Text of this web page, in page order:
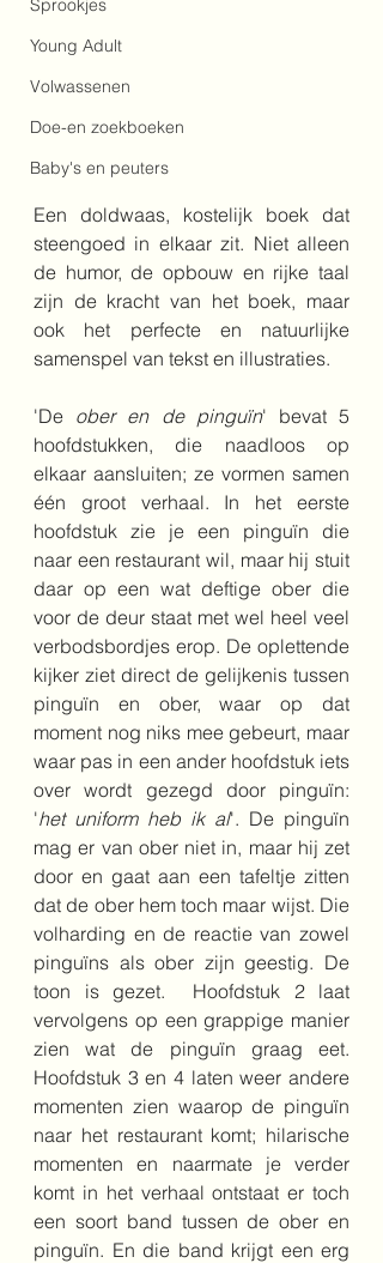
Sprookjes
Young Adult
Volwassenen
Doe-en zoekboeken
Baby's en peuters
Een doldwaas, kostelijk boek dat
steengoed in elkaar zit. Niet alleen
de humor, de opbouw en rijke taal
zijn de kracht van het boek, maar
ook het perfecte en natuurlijke
samenspel van tekst en illustraties.
'De ober en de pinguïn' bevat 5
hoofdstukken, die naadloos op
elkaar aansluiten; ze vormen samen
één groot verhaal. In het eerste
hoofdstuk zie je een pinguïn die
naar een restaurant wil, maar hij stuit
daar op een wat deftige ober die
voor de deur staat met wel heel veel
verbodsbordjes erop. De oplettende
kijker ziet direct de gelijkenis tussen
pinguïn en ober, waar op dat
moment nog niks mee gebeurt, maar
waar pas in een ander hoofdstuk iets
over wordt gezegd door pinguïn:
'het uniform heb ik al'. De pinguïn
mag er van ober niet in, maar hij zet
door en gaat aan een tafeltje zitten
dat de ober hem toch maar wijst. Die
volharding en de reactie van zowel
pinguïns als ober zijn geestig. De
toon is gezet.  Hoofdstuk 2 laat
vervolgens op een grappige manier
zien wat de pinguïn graag eet.
Hoofdstuk 3 en 4 laten weer andere
momenten zien waarop de pinguïn
naar het restaurant komt; hilarische
momenten en naarmate je verder
komt in het verhaal ontstaat er toch
een soort band tussen de ober en
pinguïn. En die band krijgt een erg